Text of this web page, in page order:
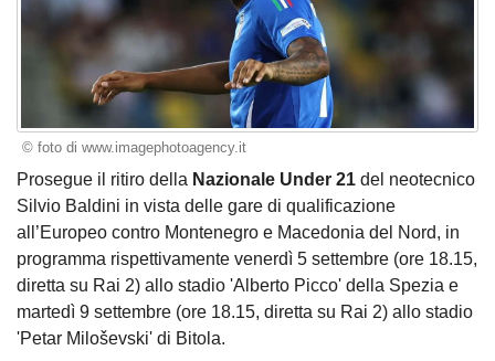
© foto di www.imagephotoagency.it
Prosegue il ritiro della Nazionale Under 21 del neotecnico
Silvio Baldini in vista delle gare di qualificazione
all’Europeo contro Montenegro e Macedonia del Nord, in
programma rispettivamente venerdì 5 settembre (ore 18.15,
diretta su Rai 2) allo stadio 'Alberto Picco' della Spezia e
martedì 9 settembre (ore 18.15, diretta su Rai 2) allo stadio
'Petar Miloševski' di Bitola.